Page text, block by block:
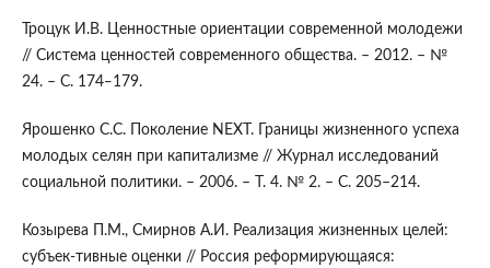
Троцук И.В. Ценностные ориентации современной молодежи
// Система ценностей современного общества. – 2012. – №
24. – С. 174‒179.
Ярошенко С.С. Поколение NEXT. Границы жизненного успеха
молодых селян при капитализме // Журнал исследований
социальной политики. – 2006. – Т. 4. № 2. – С. 205–214.
Козырева П.М., Смирнов А.И. Реализация жизненных целей:
субъек-тивные оценки // Россия реформирующаяся: